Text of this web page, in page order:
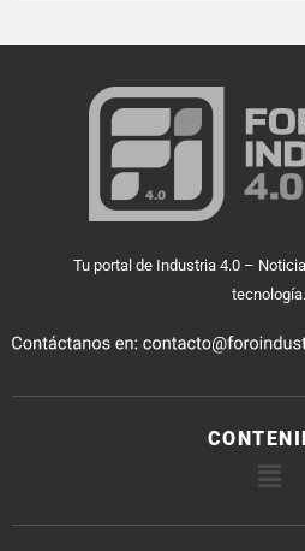
Tu portal de Industria 4.0 –
tecnología.